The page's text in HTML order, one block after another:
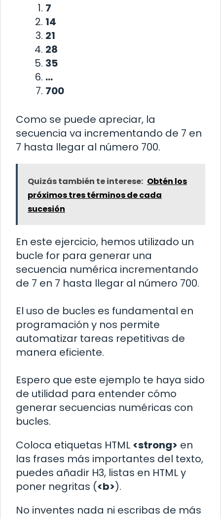
7
14
21
28
35
…
700
Como se puede apreciar, la
secuencia va incrementando de 7 en
7 hasta llegar al número 700.
Quizás también te interese: Obtén los
próximos tres términos de cada
sucesión
En este ejercicio, hemos utilizado un
bucle for para generar una
secuencia numérica incrementando
de 7 en 7 hasta llegar al número 700.
El uso de bucles es fundamental en
programación y nos permite
automatizar tareas repetitivas de
manera eficiente.
Espero que este ejemplo te haya sido
de utilidad para entender cómo
generar secuencias numéricas con
bucles.
Coloca etiquetas HTML <strong> en
las frases más importantes del texto,
puedes añadir H3, listas en HTML y
poner negritas (<b>).
No inventes nada ni escribas de más